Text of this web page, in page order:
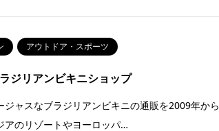
アウトドア・スポーツ
リアンビキニショップ
ジャスなブラジリアンビキニの通販を2009年から
アのリゾートやヨーロッパ…